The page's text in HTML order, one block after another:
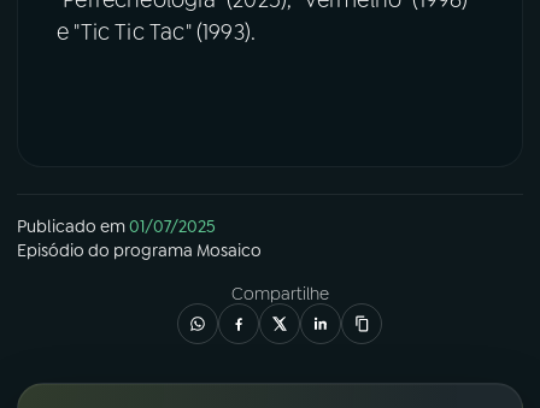
e "Tic Tic Tac" (1993).
Publicado em01/07/2025
Episódio do programa Mosaico
Compartilhe